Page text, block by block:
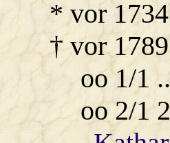
* vor
† vor
oo 1/1
oo 2/1